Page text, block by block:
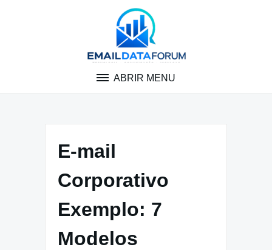
ABRIR MENU
E-mail
Corporativo
Exemplo: 7
Modelos